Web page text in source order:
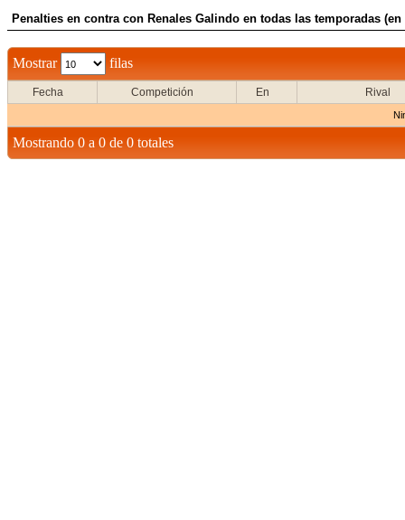
Penalties en contra con Renales Galindo en todas las temporadas (en
Mostrar filas
Fecha Competición En Rival
Mostrando 0 a 0 de 0 totales